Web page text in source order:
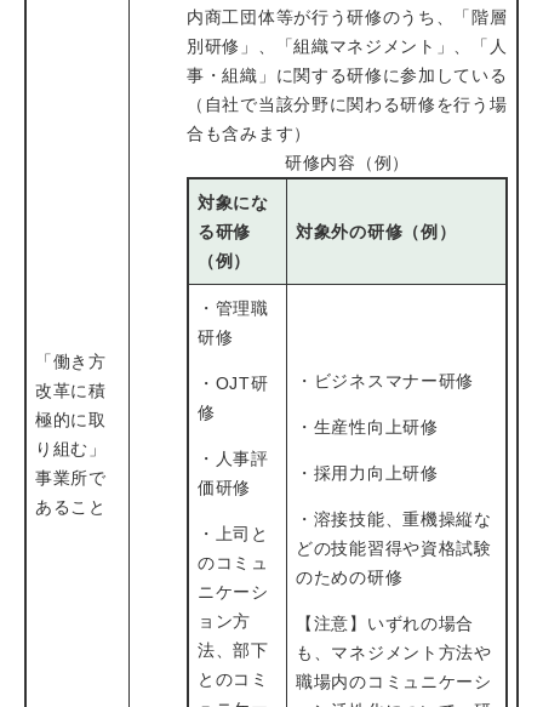
「働き方
改革に積
極的に取
り組む」
事業所で
あること
内商工団体等が行う研修のうち、「階層
別研修」、「組織マネジメント」、「人
事・組織」に関する研修に参加している
（自社で当該分野に関わる研修を行う場
合も含みます）
研修内容（例）
対象にな
る研修
（例）
対象外の研修（例）
・管理職
研修
・OJT研
修
・人事評
価研修
・上司と
のコミュ
ニケーシ
ョン方
法、部下
とのコミ
・ビジネスマナー研修
・生産性向上研修
・採用力向上研修
・溶接技能、重機操縦な
どの技能習得や資格試験
のための研修
【注意】いずれの場合
も、マネジメント方法や
職場内のコミュニケーシ